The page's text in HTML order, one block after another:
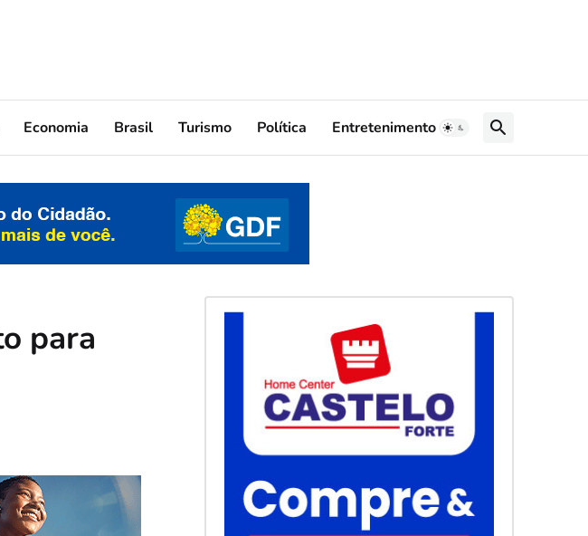
Economia Brasil Turismo Política Entretenimento
para